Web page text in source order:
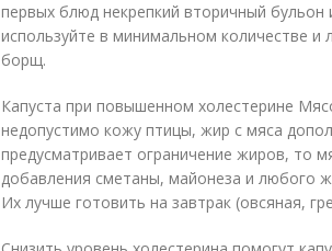
первых блюд некрепкий вторичный
используйте в минимальном количестве
борщ.
Капуста при повышенном холестерине
недопустимо кожу птицы, жир с мяса
предусматривает ограничение жиров, то
добавления сметаны, майонеза и любого
Их лучше готовить на завтрак (овсяная,